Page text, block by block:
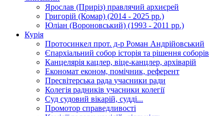
Ярослав (Приріз) правлячий архиєрей
Григорій (Комар) (2014 - 2025 рр.)
Юліан (Вороновський) (1993 - 2011 рр.)
Курія
Протосинкел прот. д-р Роман Андрійовський
Єпархіальний собор історія та рішення соборів
Канцелярія кацлер, віце-канцлер, архіварій
Економат економ, помічник, референт
Пресвітерська рада учасники ради
Колегія радників учасники колегії
Суд судовий вікарій, судді...
Промотор справедливості